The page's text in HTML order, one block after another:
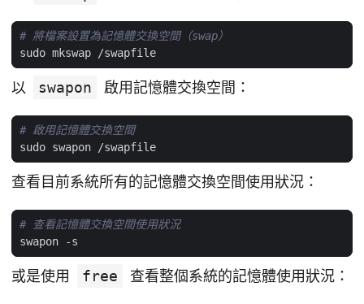
# 將檔案設置為記憶體交換空間（swap）
以 swapon 啟用記憶體交換空間：
# 啟用記憶體交換空間
查看目前系統所有的記憶體交換空間使用狀況：
# 查看記憶體交換空間使用狀況
或是使用 free 查看整個系統的記憶體使用狀況：